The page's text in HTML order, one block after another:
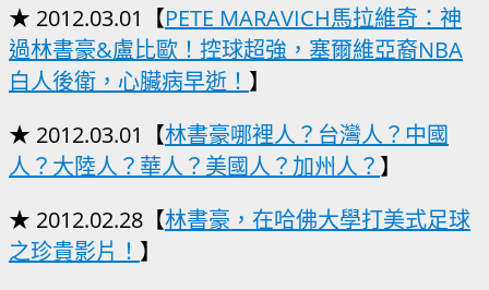
★ 2012.03.01【PETE MARAVICH馬拉維奇：神
過林書豪&盧比歐！控球超強，塞爾維亞裔NBA
白人後衛，心臟病早逝！ 】
★ 2012.03.01【林書豪哪裡人？台灣人？中國
人？大陸人？華人？美國人？加州人？ 】
★ 2012.02.28【林書豪，在哈佛大學打美式足球
之珍貴影片！ 】